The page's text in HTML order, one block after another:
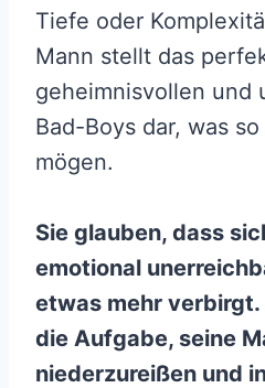
Tiefe oder
Mann stellt das
geheimnisvollen und
Bad-Boys dar, was
mögen.
Sie glauben, dass
emotional
etwas mehr verbirgt.
die Aufgabe, seine
niederzureißen und